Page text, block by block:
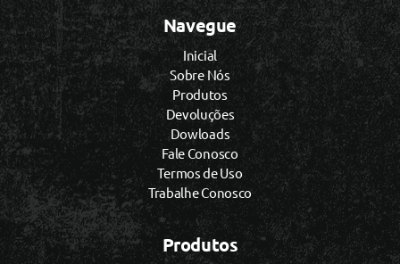
Navegue
Inicial
Sobre Nós
Produtos
Devoluções
Dowloads
Fale Conosco
Termos de Uso
Trabalhe Conosco
Produtos